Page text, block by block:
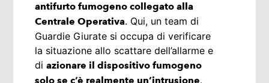
antifurto fumogeno collegato alla
Centrale Operativa. Qui, un team di
Guardie Giurate si occupa di verificare
la situazione allo scattare dell’allarme e
diazionare il dispositivo fumogeno
solo se c’è realmente un’intrusione.